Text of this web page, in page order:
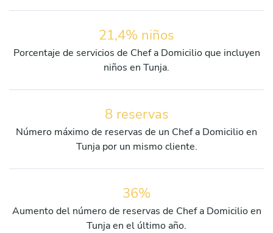
21,4% niños
Porcentaje de servicios de Chef a Domicilio que incluyen
niños en Tunja.
8 reservas
Número máximo de reservas de un Chef a Domicilio en
Tunja por un mismo cliente.
36%
Aumento del número de reservas de Chef a Domicilio en
Tunja en el último año.